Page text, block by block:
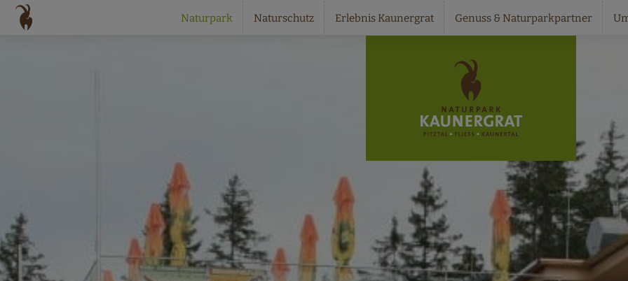
Naturpark Naturschutz Erlebnis Kaunergrat Genuss & Naturparkpartner